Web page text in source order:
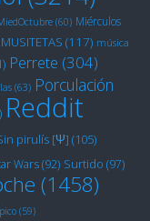
(60) Miérculos
MUSITETAS (117) música
Perrete (304)
(63) Porculación
Reddit
pirulís [Ψ] (105)
Wars(92) Surtido (97)
(1458)
(59)